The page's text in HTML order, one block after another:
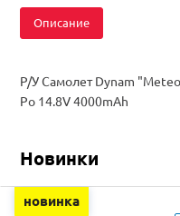
Описание
Р/У Самолет Dynam
Po 14.8V 4000mAh
Новинки
новинка